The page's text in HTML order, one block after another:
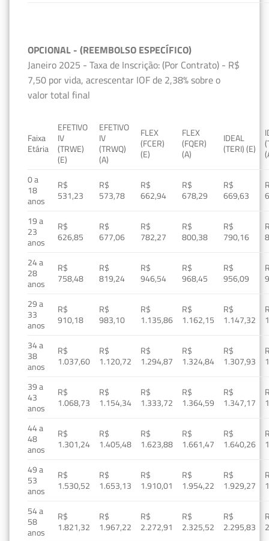
OPCIONAL - (REEMBOLSO ESPECÍFICO)
Janeiro 2025 - Taxa de Inscrição: (Por Contrato) - R$
7,50 por vida, acrescentar IOF de 2,38% sobre o
valor total final
Faixa
Etária
EFETIVO
IV
(TRWE)
(E)
EFETIVO
IV
(TRWQ)
(A)
FLEX
(FCER)
(E)
FLEX
(FQER)
(A)
IDEAL
(TERI) (E)
0 a
18
anos
R$
531,23
R$
573,78
R$
662,94
R$
678,29
R$
669,63
19 a
23
anos
R$
626,85
R$
677,06
R$
782,27
R$
800,38
R$
790,16
24 a
28
anos
R$
758,48
R$
819,24
R$
946,54
R$
968,45
R$
956,09
29 a
33
anos
R$
910,18
R$
983,10
R$
1.135,86
R$
1.162,15
R$
1.147,32
34 a
38
anos
R$
1.037,60
R$
1.120,72
R$
1.294,87
R$
1.324,84
R$
1.307,93
39 a
43
anos
R$
1.068,73
R$
1.154,34
R$
1.333,72
R$
1.364,59
R$
1.347,17
44 a
48
anos
R$
1.301,24
R$
1.405,48
R$
1.623,88
R$
1.661,47
R$
1.640,26
49 a
53
anos
R$
1.530,52
R$
1.653,13
R$
1.910,01
R$
1.954,22
R$
1.929,27
54 a
58
anos
R$
1.821,32
R$
1.967,22
R$
2.272,91
R$
2.325,52
R$
2.295,83